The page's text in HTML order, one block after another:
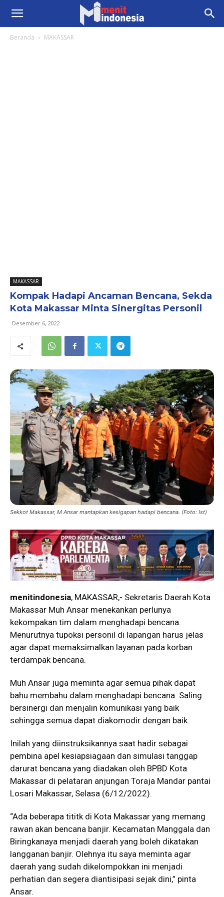
Beranda MAKASSAR
MAKASSAR
Kompak Hadapi Ancaman Bencana, Sekda
Kota Makassar Minta Sinergitas Personil
Desember 6, 2022
Sekkot Makassar, M Ansar mantapkan kesigapan hadapi bencana. (Foto: Ist)
menitindonesia, MAKASSAR,- Sekretaris Daerah Kota
Makassar Muh Ansar menekankan perlunya
kekompakan tim dalam menghadapi bencana.
Menurutnya tupoksi personil di lapangan harus jelas
agar dapat memaksimalkan layanan pada korban
terdampak bencana.
Muh Ansar juga meminta agar semua pihak dapat
bahu membahu dalam menghadapi bencana. Saling
bersinergi dan menjalin komunikasi yang baik
sehingga semua dapat diakomodir dengan baik.
Inilah yang diinstruksikannya saat hadir sebagai
pembina apel kesiapsiagaan dan simulasi tanggap
darurat bencana yang diadakan oleh BPBD Kota
Makassar di pelataran anjungan Toraja Mandar pantai
Losari Makassar, Selasa (6/12/2022).
“Ada beberapa tititk di Kota Makassar yang memang
rawan akan bencana banjir. Kecamatan Manggala dan
Biringkanaya menjadi daerah yang boleh dikatakan
langganan banjir. Olehnya itu saya meminta agar
daerah yang sudah dikelompokkan ini menjadi
perhatian dan segera diantisipasi sejak dini,” pinta
Ansar.